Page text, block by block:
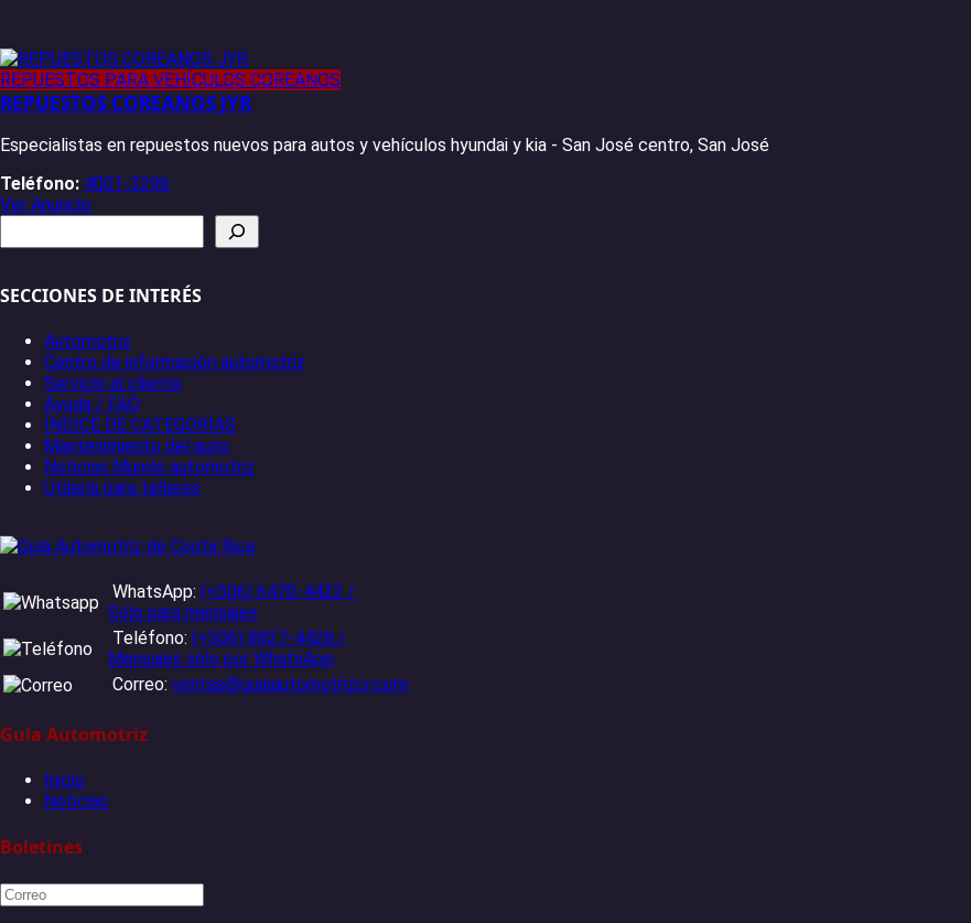
REPUESTOS PARA VEHÍCULOS COREANOS
REPUESTOS COREANOS JYR
Especialistas en repuestos nuevos para autos y vehículos hyundai y kia - San José centro, San José
Teléfono: 4001-3296
Ver Anuncio
SECCIONES DE INTERÉS
Automotriz
Centro de información automotriz
Servicio al cliente
Ayuda / FAQ
ÍNDICE DE CATEGORÍAS
Mantenimiento del auto
Noticias Mundo automotriz
Utilería para talleres
WhatsApp: (+506) 6470-4422 /
Sólo para mensajes
Teléfono: (+506) 8827-4428 /
Mensajes sólo por WhatsApp
Correo: ventas@guiaautomotrizcr.com
Guía Automotriz
Inicio
Noticias
Boletines